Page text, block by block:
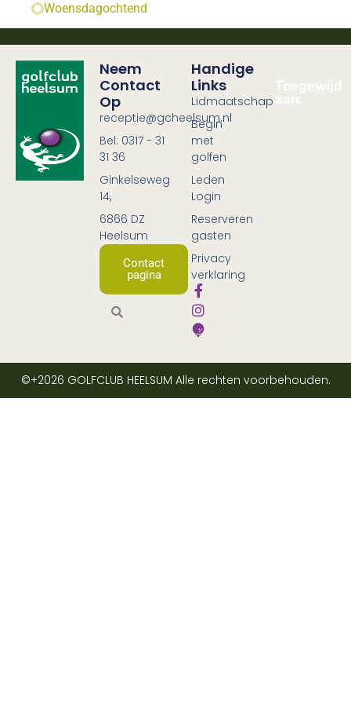
Woensdagochtend
Neem
Contact
Op
receptie@gcheelsum.nl
Bel: 0317 - 31
31 36
Ginkelseweg
14,
6866 DZ
Heelsum
Contact
pagina
Handige
Links
Lidmaatschap
Begin
met
golfen
Leden
Login
Reserveren
gasten
Privacy
verklaring
Toegewijd
aan:
©+2026 GOLFCLUB HEELSUM Alle rechten voorbehouden.